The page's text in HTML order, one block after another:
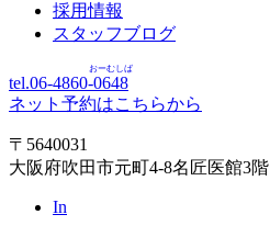
採用情報
スタッフブログ
tel.06-4860-0648
おーむしば
ネット予約はこちらから
〒5640031
大阪府吹田市元町4-8名匠医館3階
In